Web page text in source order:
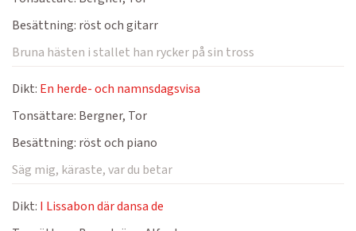
Besättning: röst och gitarr
Bruna hästen i stallet han rycker på sin tross
Dikt: En herde- och namnsdagsvisa
Tonsättare: Bergner, Tor
Besättning: röst och piano
Säg mig, käraste, var du betar
Dikt: I Lissabon där dansa de